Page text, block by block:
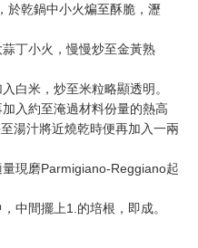
於乾鍋中小火煸至酥脆，瀝
丁小火，慢慢炒至金黃熟
白米，炒至米粒略顯透明。
入約至淹過材料份量的熱高
湯汁將近燒乾時便再加入一兩
現磨Parmigiano-Reggiano起
中間擺上1.的培根，即成。